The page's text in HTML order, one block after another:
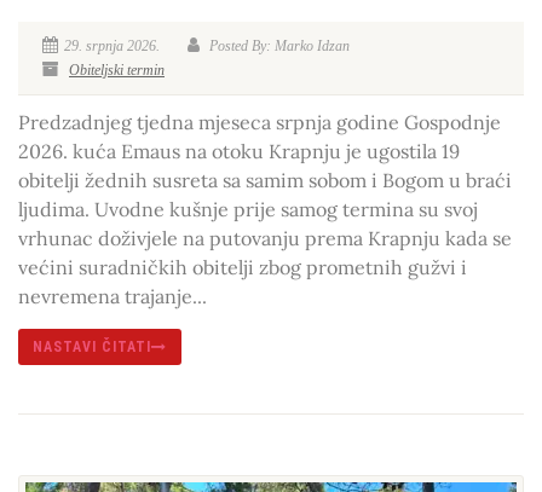
29. srpnja 2026.
Posted By: Marko Idzan
Obiteljski termin
Predzadnjeg tjedna mjeseca srpnja godine Gospodnje
2026. kuća Emaus na otoku Krapnju je ugostila 19
obitelji žednih susreta sa samim sobom i Bogom u braći
ljudima. Uvodne kušnje prije samog termina su svoj
vrhunac doživjele na putovanju prema Krapnju kada se
većini suradničkih obitelji zbog prometnih gužvi i
nevremena trajanje...
NASTAVI ČITATI